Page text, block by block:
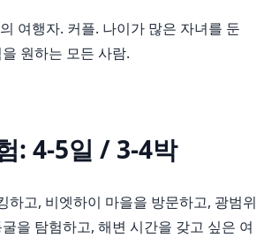
여행자. 커플. 나이가 많은 자녀를 둔
원하는 모든 사람.
: 4-5일 / 3-4박
하고, 비엣하이 마을을 방문하고, 광범위
을 탐험하고, 해변 시간을 갖고 싶은 여